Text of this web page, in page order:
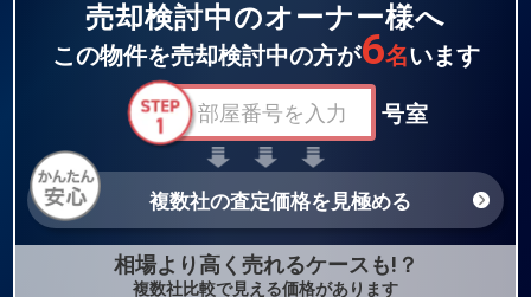
売却検討中のオーナー様へ
この物件を売却検討中の方が6名います
号室
複数社の査定価格を見極める
相場より高く売れるケースも!？
複数社比較で見える価格があります